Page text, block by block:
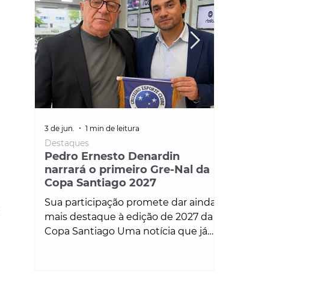
Pedro Ernesto Denardin
narrará o primeiro Gre-Nal da
Copa Santiago 2027
Sua participação promete dar ainda
mais destaque à edição de 2027 da
Copa Santiago Uma notícia que já
Destaques
3 de jun. 1 min de leitura